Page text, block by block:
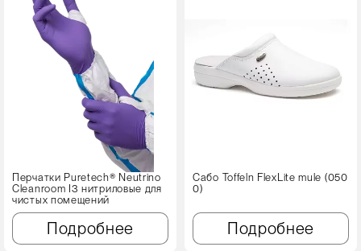
Перчатки Puretech® Neutrino
Cleanroom I3 нитриловые для
чистых помещений
Подробнее
Сабо Toffeln FlexLite mule (050
0)
Подробнее